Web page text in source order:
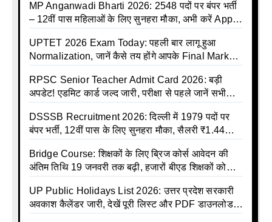
MP Anganwadi Bharti 2026: 2548 पदों पर बंपर भर्ती
– 12वीं पास महिलाओं के लिए सुनहरा मौका, अभी करें Apply
UPTET 2026 Exam Today: पहली बार लागू हुआ
Normalization, जानें कैसे तय होंगे आपके Final Marks
RPSC Senior Teacher Admit Card 2026: बड़ी
अपडेट! एडमिट कार्ड जल्द जारी, परीक्षा से पहले जानें सभी
DSSSB Recruitment 2026: दिल्ली में 1979 पदों पर
बंपर भर्ती, 12वीं पास के लिए सुनहरा मौका, सैलरी ₹1.44
Bridge Course: शिक्षकों के लिए ब्रिज कोर्स आवेदन की
अंतिम तिथि 19 जनवरी तक बढ़ी, हजारों बीएड शिक्षकों को
UP Public Holidays List 2026: उत्तर प्रदेश सरकारी
अवकाश कैलेंडर जारी, देखें पूरी लिस्ट और PDF डाउनलोड